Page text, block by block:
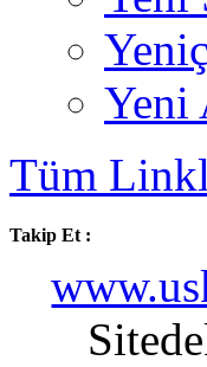
Yeni
Tüm
Takip Et :